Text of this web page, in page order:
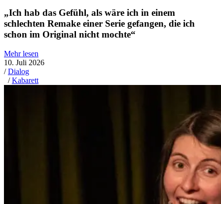
„Ich hab das Gefühl, als wäre ich in einem
schlechten Remake einer Serie gefangen, die ich
schon im Original nicht mochte“
Mehr lesen
10. Juli 2026
/Dialog
/Kabarett